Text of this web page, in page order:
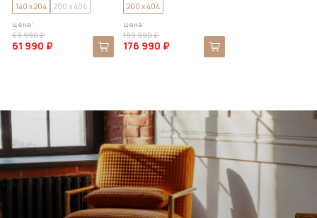
140 x 204 200 x 404
Цена:
69 990 ₽
61 990 ₽
200 x 404
Цена:
199 990 ₽
176 990 ₽